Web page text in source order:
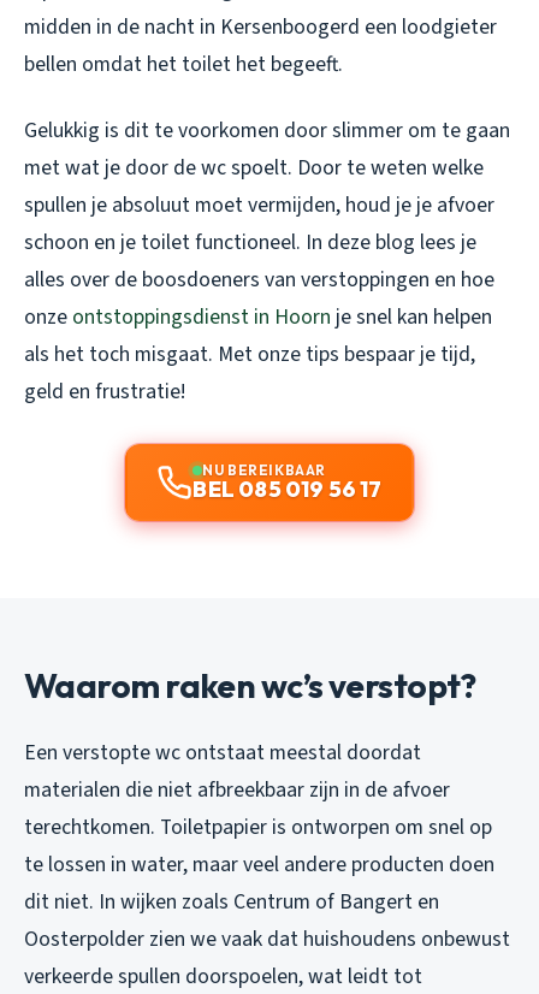
midden in de nacht in Kersenboogerd een loodgieter
bellen omdat het toilet het begeeft.
Gelukkig is dit te voorkomen door slimmer om te gaan
met wat je door de wc spoelt. Door te weten welke
spullen je absoluut moet vermijden, houd je je afvoer
schoon en je toilet functioneel. In deze blog lees je
alles over de boosdoeners van verstoppingen en hoe
onze ontstoppingsdienst in Hoorn je snel kan helpen
als het toch misgaat. Met onze tips bespaar je tijd,
geld en frustratie!
NU BEREIKBAAR
BEL 085 019 56 17
Waarom raken wc’s verstopt?
Een verstopte wc ontstaat meestal doordat
materialen die niet afbreekbaar zijn in de afvoer
terechtkomen. Toiletpapier is ontworpen om snel op
te lossen in water, maar veel andere producten doen
dit niet. In wijken zoals Centrum of Bangert en
Oosterpolder zien we vaak dat huishoudens onbewust
verkeerde spullen doorspoelen, wat leidt tot